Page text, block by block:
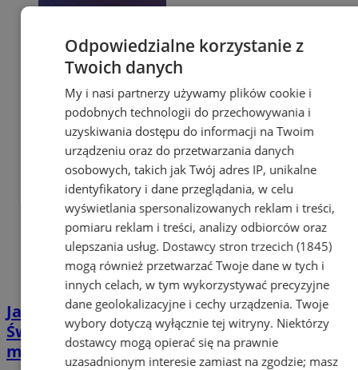
Jak kursują autobusy i tramwaje w okresie
Świąt? Sprawdź zmiany w komunikacji
miejskiej
Odpowiedzialne korzystanie z
Twoich danych
My i nasi partnerzy używamy plików cookie i
podobnych technologii do przechowywania i
uzyskiwania dostępu do informacji na Twoim
urządzeniu oraz do przetwarzania danych
osobowych, takich jak Twój adres IP, unikalne
identyfikatory i dane przeglądania, w celu
wyświetlania spersonalizowanych reklam i treści,
pomiaru reklam i treści, analizy odbiorców oraz
ulepszania usług. Dostawcy stron trzecich (1845)
mogą również przetwarzać Twoje dane w tych i
innych celach, w tym wykorzystywać precyzyjne
dane geolokalizacyjne i cechy urządzenia. Twoje
wybory dotyczą wyłącznie tej witryny. Niektórzy
dostawcy mogą opierać się na prawnie
uzasadnionym interesie zamiast na zgodzie; masz